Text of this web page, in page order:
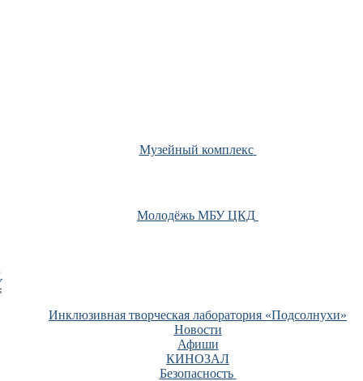
Музейный комплекс
Молодёжь МБУ ЦКД
Инклюзивная творческая лаборатория «Подсолнухи»
Новости
Афиши
КИНОЗАЛ
Безопасность